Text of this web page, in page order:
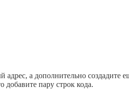
адрес, а дополнительно
добавите пару строк кода.